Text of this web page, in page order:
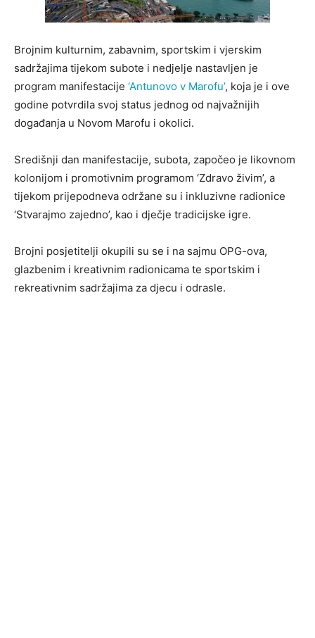
Brojnim kulturnim, zabavnim, sportskim i vjerskim
sadržajima tijekom subote i nedjelje nastavljen je
program manifestacije ‘Antunovo v Marofu’, koja je i ove
godine potvrdila svoj status jednog od najvažnijih
događanja u Novom Marofu i okolici.
Središnji dan manifestacije, subota, započeo je likovnom
kolonijom i promotivnim programom ‘Zdravo živim’, a
tijekom prijepodneva održane su i inkluzivne radionice
‘Stvarajmo zajedno’, kao i dječje tradicijske igre.
Brojni posjetitelji okupili su se i na sajmu OPG-ova,
glazbenim i kreativnim radionicama te sportskim i
rekreativnim sadržajima za djecu i odrasle.